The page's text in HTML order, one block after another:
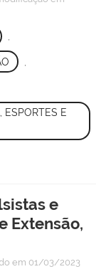
ESPORTES E
e
Extensão,
em 01/03/2023